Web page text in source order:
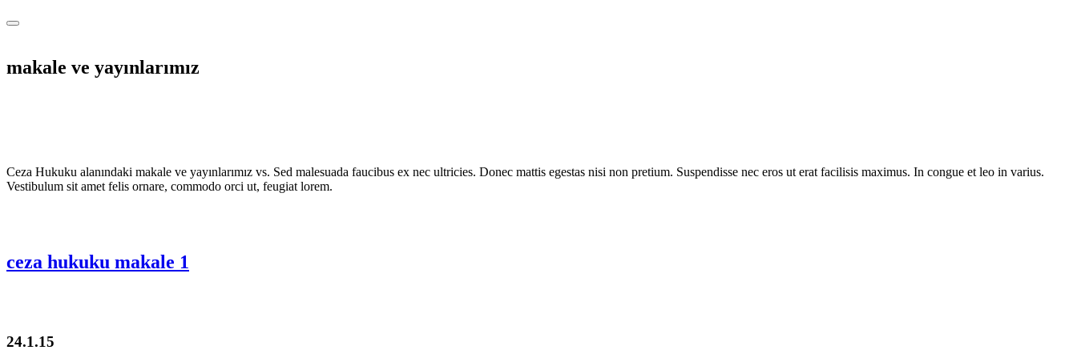
makale ve yayınlarımız
Ceza Hukuku alanındaki makale ve yayınlarımız vs. Sed malesuada faucibus ex nec ultricies. Donec mattis egestas nisi non pretium. Suspendisse nec eros ut erat facilisis maximus. In congue et leo in varius.
Vestibulum sit amet felis ornare, commodo orci ut, feugiat lorem.
ceza hukuku makale 1
24.1.15